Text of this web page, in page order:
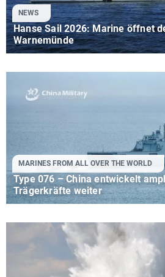
NEWS
Hanse Sail 2026: Marine öffnet
Warnemünde
MARINES FROM ALL OVER THE WORLD
Type 076 – China entwickelt
Trägerkräfte weiter